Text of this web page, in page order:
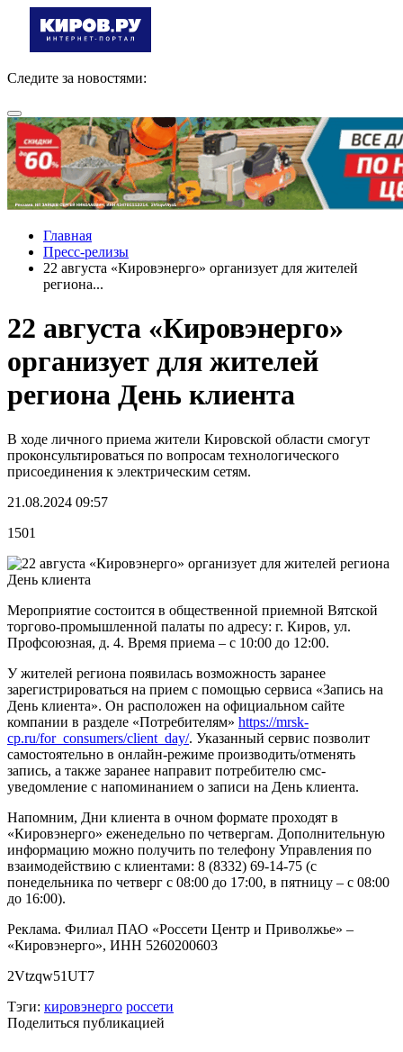
Следите за новостями:
Главная
Пресс-релизы
22 августа «Кировэнерго» организует для жителей
региона...
22 августа «Кировэнерго»
организует для жителей
региона День клиента
В ходе личного приема жители Кировской области смогут
проконсультироваться по вопросам технологического
присоединения к электрическим сетям.
21.08.2024 09:57
1501
Мероприятие состоится в общественной приемной Вятской
торгово-промышленной палаты по адресу: г. Киров, ул.
Профсоюзная, д. 4. Время приема – c 10:00 до 12:00.
У жителей региона появилась возможность заранее
зарегистрироваться на прием с помощью сервиса «Запись на
День клиента». Он расположен на официальном сайте
компании в разделе «Потребителям» https://mrsk-
cp.ru/for_consumers/client_day/. Указанный сервис позволит
самостоятельно в онлайн-режиме производить/отменять
запись, а также заранее направит потребителю смс-
уведомление с напоминанием о записи на День клиента.
Напомним, Дни клиента в очном формате проходят в
«Кировэнерго» еженедельно по четвергам. Дополнительную
информацию можно получить по телефону Управления по
взаимодействию с клиентами: 8 (8332) 69-14-75 (с
понедельника по четверг с 08:00 до 17:00, в пятницу – с 08:00
до 16:00).
Реклама. Филиал ПАО «Россети Центр и Приволжье» –
«Кировэнерго», ИНН 5260200603
2Vtzqw51UT7
Тэги: кировэнерго россети
Поделиться публикацией